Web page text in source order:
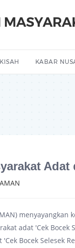
KISAH KABAR
adat 'Cek
Bocek Selesek